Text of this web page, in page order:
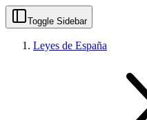
Toggle Sidebar
Leyes de España